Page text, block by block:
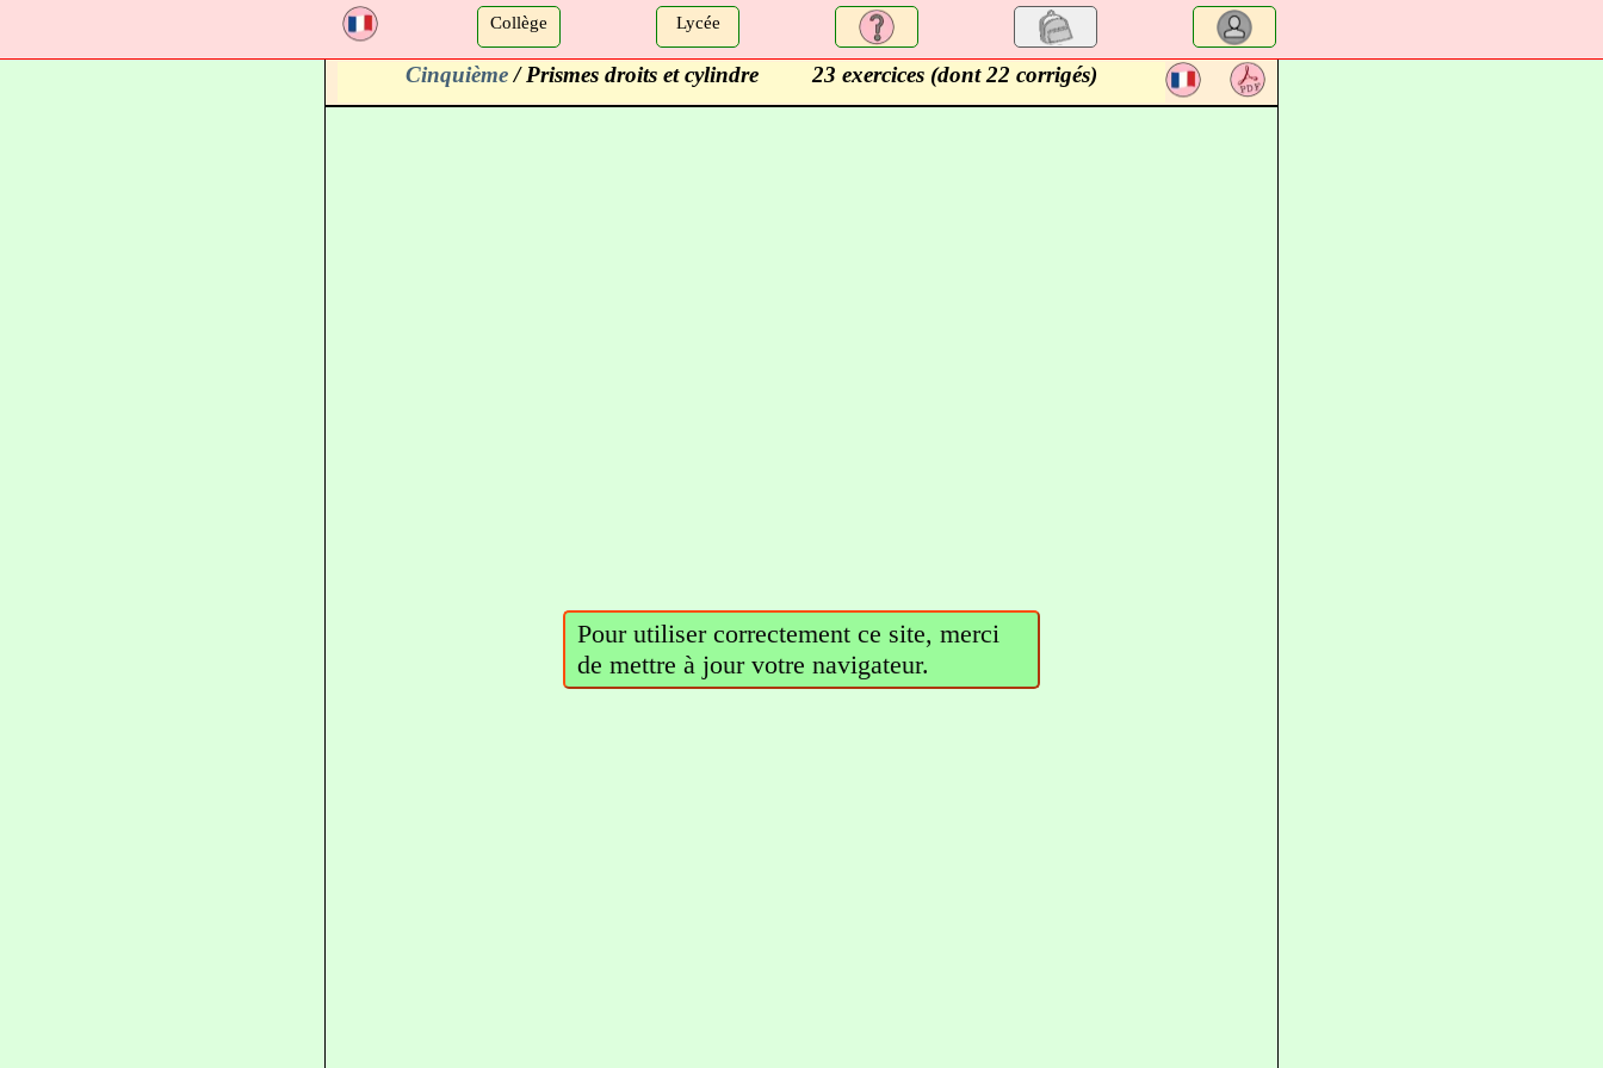
Pour utiliser correctement ce site, merci
de mettre à jour votre navigateur.
a Collège Lycée
Cinquième/ Prismes droits et cylindre 23 exercices (dont 22 corrigés) a